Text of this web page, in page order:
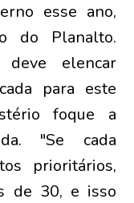
esse ano,
do Planalto.
elencar
para este
foque a
"Se cada
prioritários,
de 30, e isso